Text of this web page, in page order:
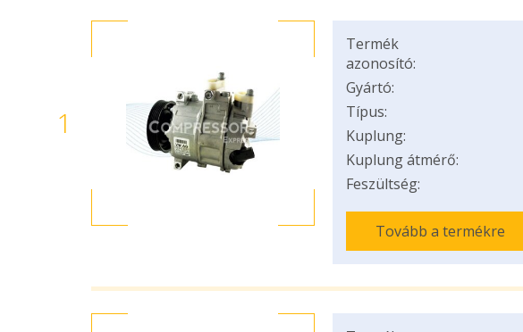
1
Termék
azonosító:
Gyártó:
Típus:
Kuplung:
Kuplung átmérő:
Feszültség:
Tovább a termékre